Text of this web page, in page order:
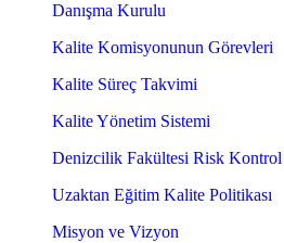
Danışma Kurulu
Kalite Komisyonunun Görevleri
Kalite Süreç Takvimi
Kalite Yönetim Sistemi
Denizcilik Fakültesi Risk Kontrol
Uzaktan Eğitim Kalite Politikası
Misyon ve Vizyon